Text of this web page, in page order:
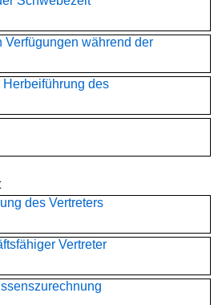
Verfügungen während der
des
des Vertreters
Vertreter